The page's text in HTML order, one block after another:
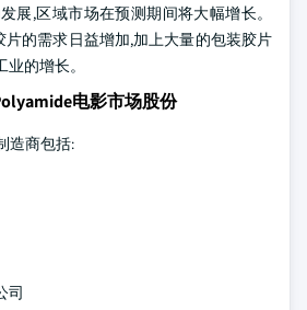
展,区域市场在预测期间将大幅增长。
的需求日益增加,加上大量的包装胶片
的增长。
电影市场股份
造商包括:
司